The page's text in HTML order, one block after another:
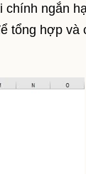
chính ngắn
tổng hợp và